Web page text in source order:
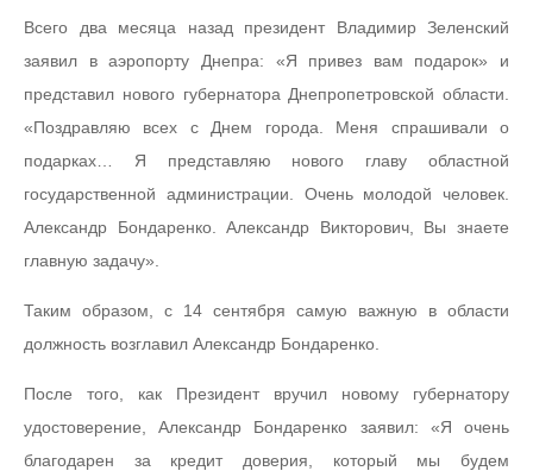
Всего два месяца назад президент Владимир Зеленский
заявил в аэропорту Днепра: «Я привез вам подарок» и
представил нового губернатора Днепропетровской области.
«Поздравляю всех с Днем города. Меня спрашивали о
подарках… Я представляю нового главу областной
государственной администрации. Очень молодой человек.
Александр Бондаренко. Александр Викторович, Вы знаете
главную задачу».
Таким образом, с 14 сентября самую важную в области
должность возглавил Александр Бондаренко.
После того, как Президент вручил новому губернатору
удостоверение, Александр Бондаренко заявил: «Я очень
благодарен за кредит доверия, который мы будем